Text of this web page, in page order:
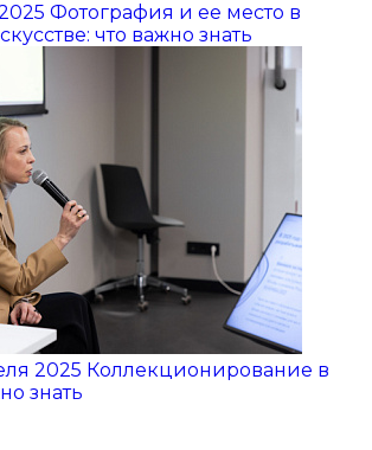
Фотография и ее место в
что важно знать
2025 Коллекционирование в
знать